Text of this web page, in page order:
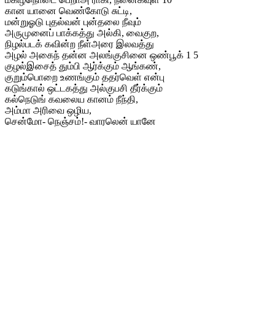
கான யானை வெண்கோடு சுட்டி,
மன்றுஓடு புதல்வன் புன்தலை நீவும்
அருமுனைப் பாக்கத்து அல்கி, வைகுற,
நிழல்படக் கவின்ற நீள்அரை இலவத்து
அழல் அகைந் தன்ன அலங்குசினை ஒண்பூக் 1 5
குழல்இசைத் தும்பி ஆர்க்கும் ஆங்கண்,
குறும்பொறை உணங்கும் ததர்வெள் என்பு
கடுங்கால் ஒட்டகத்து அல்குபசி தீர்க்கும்
கல்நெடுங் கவலைய கானம் நீந்தி,
அம்மா அரிவை ஒழிய,
சென்மோ- நெஞ்சம்!- வாரலென் யானே